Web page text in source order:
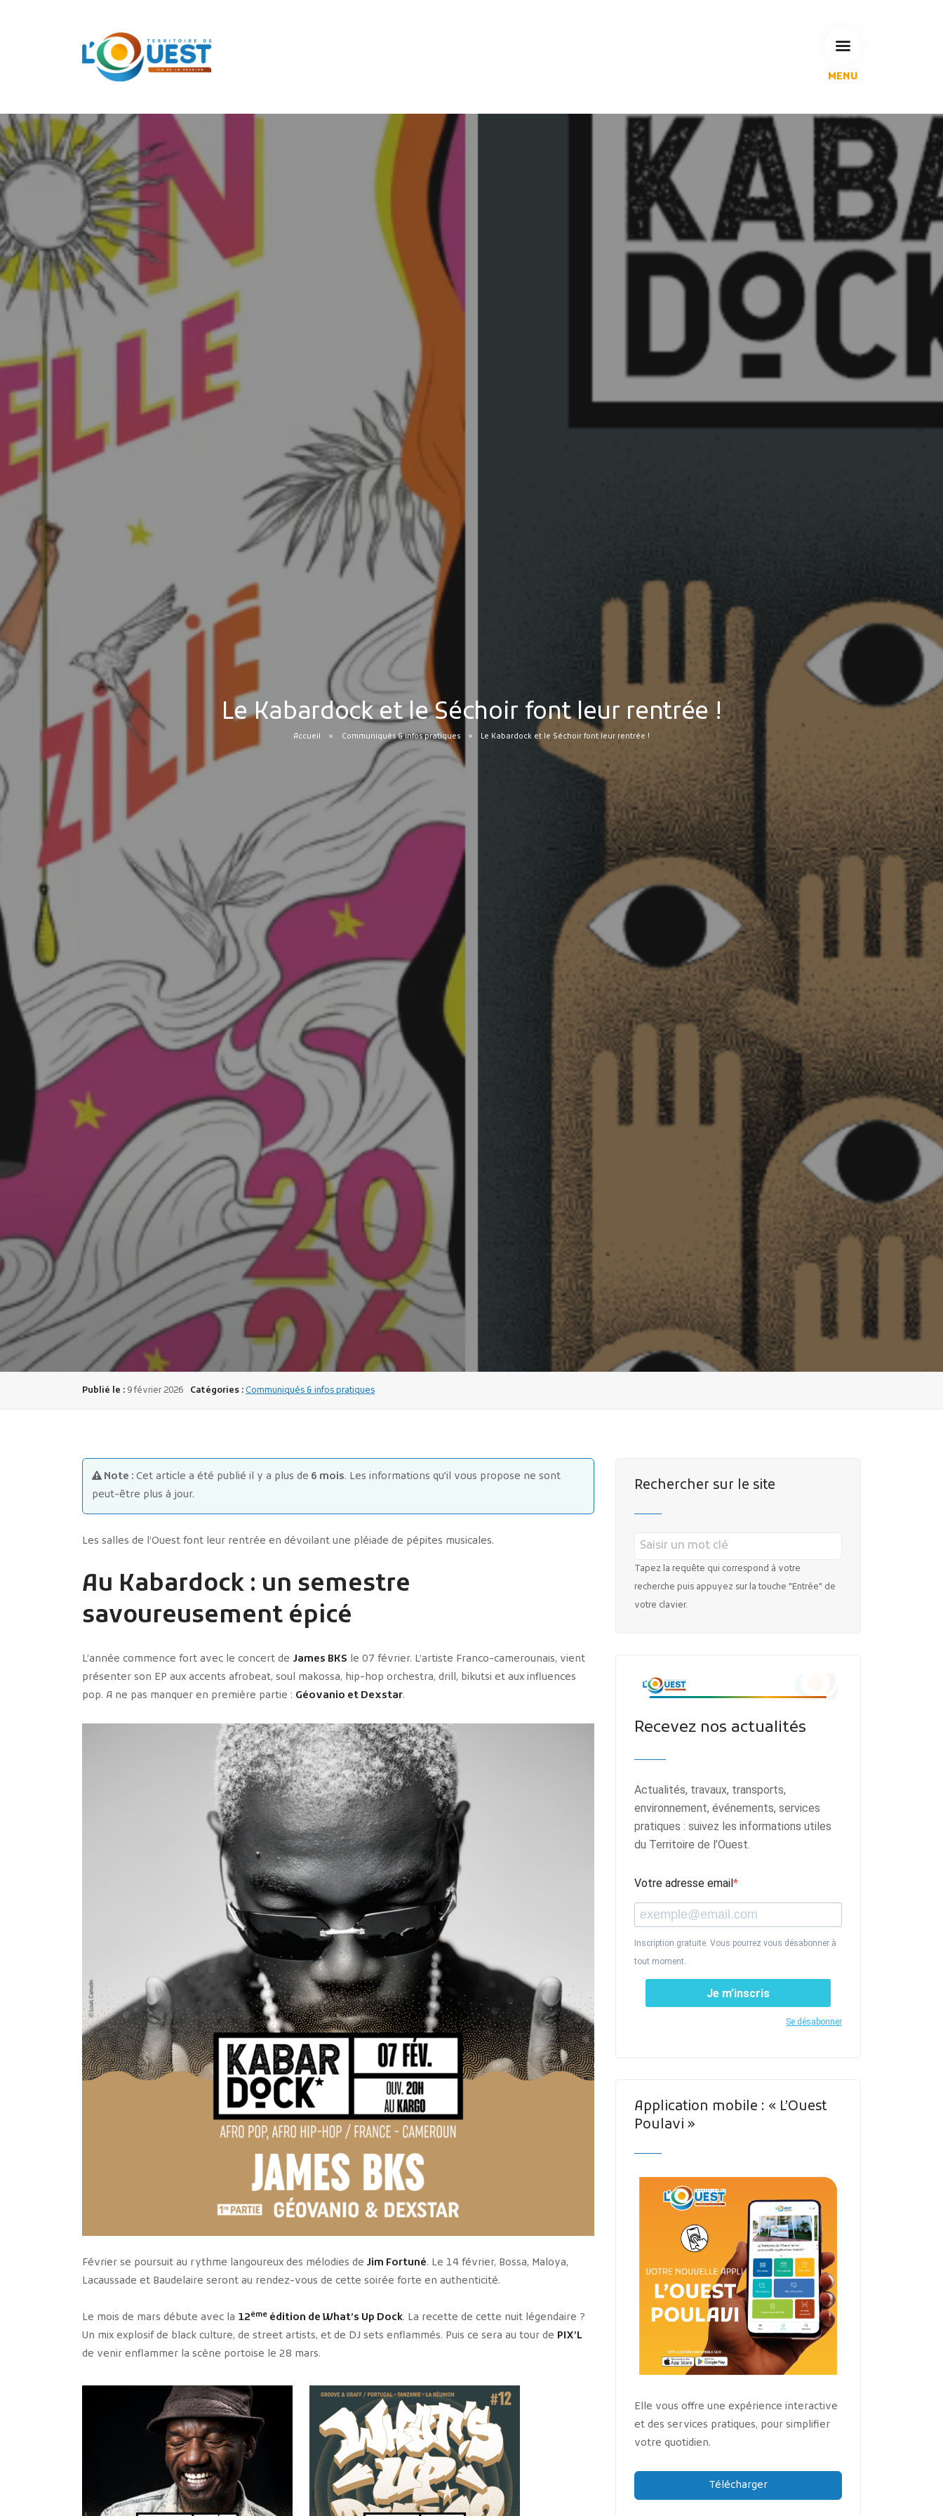
MENU
Espace Habitant
Espace Pro
Espace Pédagogique
RECHERCHE
CALENDRIERS DE COLLECTE
MES DÉMARCHES
Le Kabardock et le Séchoir font leur rentrée !
Accueil Communiqués & infos pratiques Le Kabardock et le Séchoir font leur rentrée !
Publié le : 9 février 2026 Catégories :Communiqués & infos pratiques
Note : Cet article a été publié il y a plus de 6 mois. Les informations qu'il vous propose ne sont
peut-être plus à jour.
Les salles de l’Ouest font leur rentrée en dévoilant une pléiade de pépites musicales.
Au Kabardock : un semestre
savoureusement épicé
L’année commence fort avec le concert de James BKS le 07 février. L’artiste Franco-camerounais, vient
présenter son EP aux accents afrobeat, soul makossa, hip-hop orchestra, drill, bikutsi et aux influences
pop. A ne pas manquer en première partie : Géovanio et Dexstar.
Février se poursuit au rythme langoureux des mélodies de Jim Fortuné. Le 14 février, Bossa, Maloya,
Lacaussade et Baudelaire seront au rendez-vous de cette soirée forte en authenticité.
Le mois de mars débute avec la 12ème édition de What’s Up Dock. La recette de cette nuit légendaire ?
Un mix explosif de black culture, de street artists, et de DJ sets enflammés. Puis ce sera au tour de PIX’L
de venir enflammer la scène portoise le 28 mars.
Rechercher sur le site
Tapez la requête qui correspond à votre
recherche puis appuyez sur la touche "Entrée" de
votre clavier.
Recevez nos actualités
Actualités, travaux, transports,
environnement, événements, services
pratiques : suivez les informations utiles
du Territoire de l’Ouest.
Votre adresse email
Inscription gratuite. Vous pourrez vous désabonner à
tout moment.
Je m’inscris
Se désabonner
Application mobile : « L’Ouest
Poulavi »
Elle vous offre une expérience interactive
et des services pratiques, pour simplifier
votre quotidien.
Télécharger